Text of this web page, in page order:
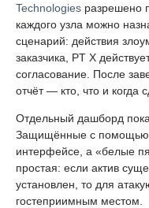
Technologies разрешено
каждого узла можно
сценарий: действия
заказчика, PT X
согласование. После
отчёт — кто, что и когда
Отдельный дашборд
Защищённые с помощью
интерфейсе, а «белые
простая: если актив
установлен, то для
гостеприимным местом.